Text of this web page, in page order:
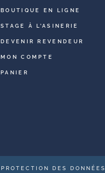
BOUTIQUE EN LIGNE
STAGE À L’ASINERIE
DEVENIR REVENDEUR
MON COMPTE
PANIER
PROTECTION DES DONNÉES